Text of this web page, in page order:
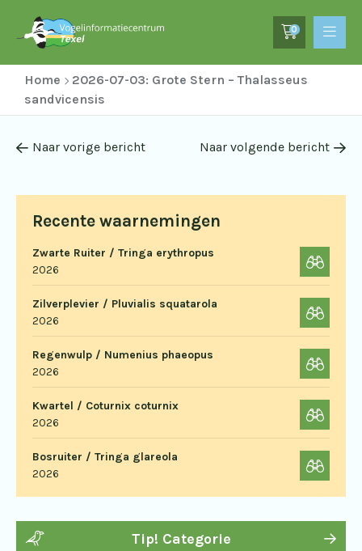
0
Home
2026-07-03: Grote Stern – Thalasseus
sandvicensis
Recente waarnemingen
Zwarte Ruiter / Tringa erythropus
2026
Zilverplevier / Pluvialis squatarola
2026
Regenwulp / Numenius phaeopus
2026
Kwartel / Coturnix coturnix
2026
Bosruiter / Tringa glareola
2026
Tip! Categorie
Naar vorige bericht Naar volgende bericht